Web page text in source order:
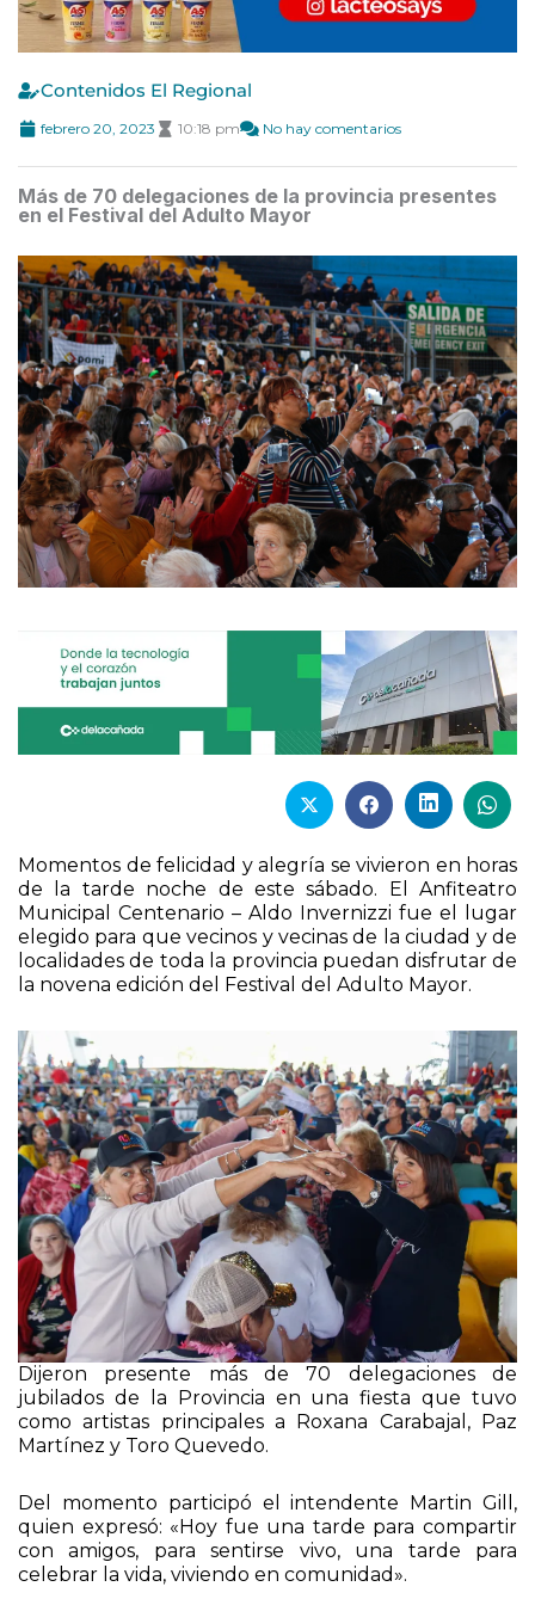
Contenidos El Regional
Más de 70 delegaciones de la provincia presentes
en el Festival del Adulto Mayor
Momentos de felicidad y alegría se vivieron en horas
Municipal Centenario – Aldo Invernizzi fue el lugar
elegido para que vecinos y vecinas de la ciudad y de
localidades de toda la provincia puedan disfrutar de
la novena edición del Festival del Adulto Mayor.
Dijeron presente más de 70 delegaciones de
jubilados de la Provincia en una fiesta que tuvo
como artistas principales a Roxana Carabajal, Paz
Martínez y Toro Quevedo.
Del momento participó el intendente Martin Gill,
con amigos, para sentirse vivo, una tarde para
celebrar la vida, viviendo en comunidad».
La iniciativa, que se muestra consolidada en su